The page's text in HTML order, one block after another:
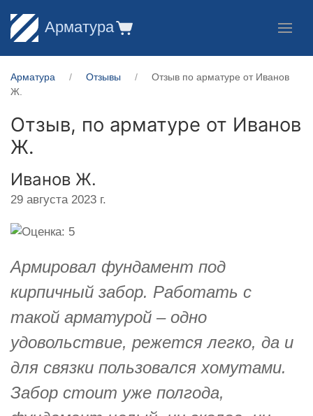
Арматура
Арматура Отзывы
Отзыв по арматуре от Иванов
Ж.
Отзыв, по арматуре от Иванов
Ж.
Иванов Ж.
29 августа 2023 г.
Армировал фундамент под
кирпичный забор. Работать с
такой арматурой – одно
удовольствие, режется легко, да и
для связки пользовался хомутами.
Забор стоит уже полгода,